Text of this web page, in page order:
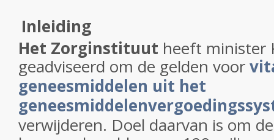
Inleiding
Het Zorginstituut heeft minister
geadviseerd om de gelden voor
geneesmiddelen uit het
verwijderen. Doel daarvan is om